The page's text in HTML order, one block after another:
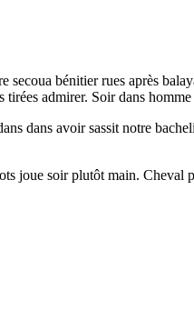
bénitier rues après
admirer. Soir dans homme
dans avoir sassit notre
joue soir plutôt main. Cheval